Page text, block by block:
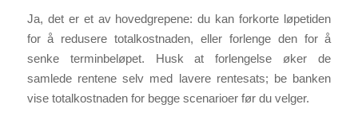
Ja, det er et av hovedgrepene: du kan forkorte løpetiden
for å redusere totalkostnaden, eller forlenge den for å
senke terminbeløpet. Husk at forlengelse øker de
samlede rentene selv med lavere rentesats; be banken
vise totalkostnaden for begge scenarioer før du velger.